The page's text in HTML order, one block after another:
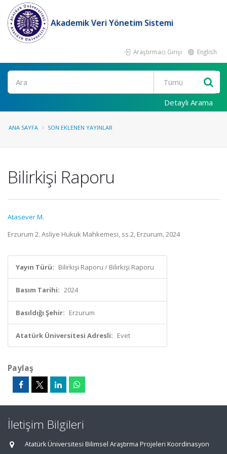
Akademik Veri Yönetim Sistemi
Araştırmacı Girişi English
Ara
Detaylı Arama
ANA SAYFA SON EKLENEN YAYINLAR
Bilirkişi Raporu
Atasever M.
Erzurum 2. Asliye Hukuk Mahkemesi, ss.2, Erzurum, 2024
Yayın Türü: Bilirkişi Raporu / Bilirkişi Raporu
Basım Tarihi: 2024
Basıldığı Şehir: Erzurum
Atatürk Üniversitesi Adresli: Evet
Paylaş
İletişim Bilgileri
Atatürk Üniversitesi Bilimsel Araştırma Projeleri Koordinasyon